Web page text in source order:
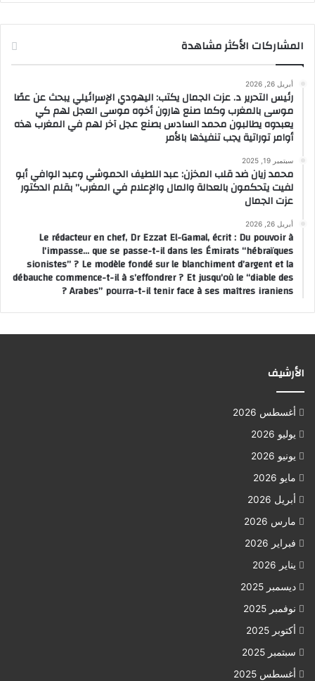
المشاركات الأكثر مشاهدة
أبريل 26, 2026
رئيس التحرير د. عزت الجمال يكتب: اليهودي الإسرائيلي يبحث عن عصًا
موسى بالمغرب وكما صنع هارون أخوه موسى العجل لهم كي
يعبدوه يطالبون محمد السادس بصنع عجل آخر لهم في المغرب هذه
أوامر توراتية يجب تنفيذها بالأمر
سبتمبر 19, 2025
محمد زيان ضد قلب المخزن: عبد اللطيف الحموشي وعبد الوافي أبو
لفيت يتحكمون بالعدالة والمال والإعلام في المغرب” بقلم الدكتور
عزت الجمال
أبريل 26, 2026
Le rédacteur en chef, Dr Ezzat El-Gamal, écrit : Du pouvoir à
l’impasse… que se passe-t-il dans les Émirats “hébraïques
sionistes” ? Le modèle fondé sur le blanchiment d’argent et la
débauche commence-t-il à s’effondrer ? Et jusqu’où le “diable des
Arabes” pourra-t-il tenir face à ses maîtres iraniens ?
الأرشيف
أغسطس 2026
يوليو 2026
يونيو 2026
مايو 2026
أبريل 2026
مارس 2026
فبراير 2026
يناير 2026
ديسمبر 2025
نوفمبر 2025
أكتوبر 2025
سبتمبر 2025
أغسطس 2025